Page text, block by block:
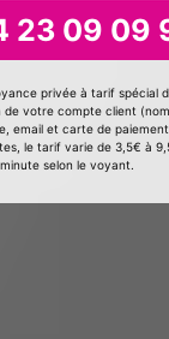
23 09 09
privée à tarif spécial
de votre compte client
email et carte de
le tarif varie de 3,5€ à
minute selon le voyant.